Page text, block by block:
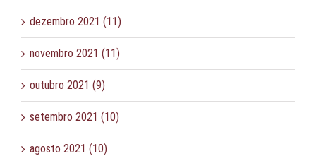
dezembro 2021 (11)
novembro 2021 (11)
outubro 2021 (9)
setembro 2021 (10)
agosto 2021 (10)